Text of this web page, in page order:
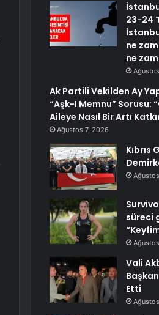
23-24
ne
ne
Ak Partili Vekilden Ay
“Aşk-I Memnu” Sorusu:
Aileye Nasıl Bir Artı
Ağustos 7, 2026
Kıbrıs
süreci
Vali
Etti